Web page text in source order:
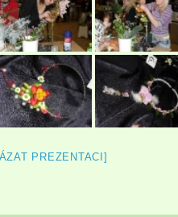
PREZENTACI]